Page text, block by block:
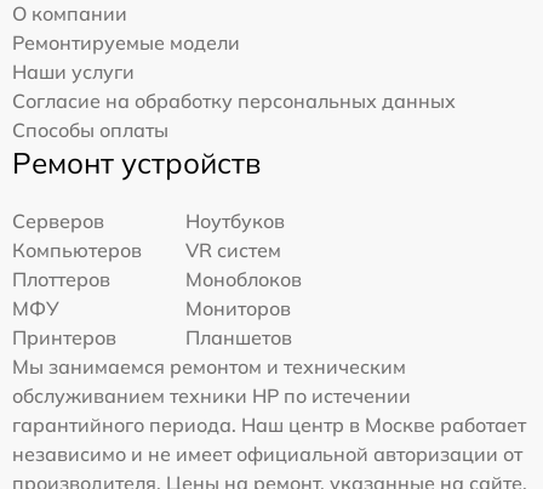
О компании
Ремонтируемые модели
Наши услуги
Согласие на обработку персональных данных
Способы оплаты
Ремонт устройств
Серверов
Ноутбуков
Компьютеров
VR систем
Плоттеров
Моноблоков
МФУ
Мониторов
Принтеров
Планшетов
Мы занимаемся ремонтом и техническим
обслуживанием техники HP по истечении
гарантийного периода. Наш центр в Москве работает
независимо и не имеет официальной авторизации от
производителя. Цены на ремонт, указанные на сайте,